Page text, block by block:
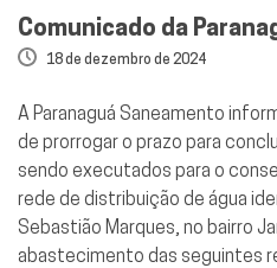
Comunicado da
18 de dezembro de 2024
A Paranaguá Saneamento
de prorrogar o prazo para
sendo executados para o
rede de distribuição de água
Sebastião Marques, no bairro
abastecimento das seguintes